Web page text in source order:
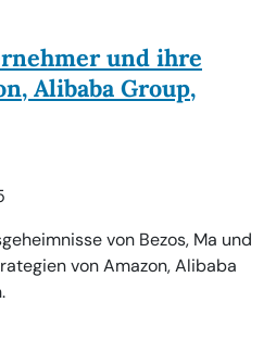
und ihre
Alibaba Group,
von Bezos, Ma und
von Amazon, Alibaba